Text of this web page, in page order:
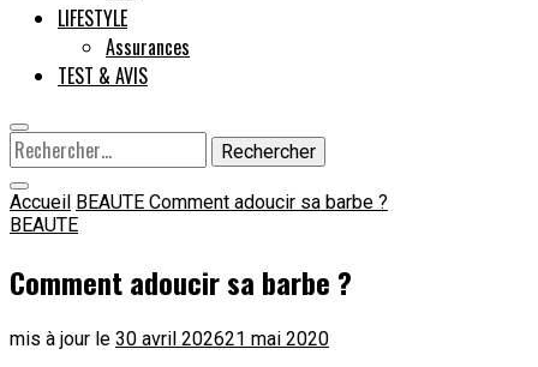
LIFESTYLE
Assurances
TEST & AVIS
Rechercher :
Accueil BEAUTE Comment adoucir sa barbe ?
BEAUTE
Comment adoucir sa barbe ?
mis à jour le 30 avril 202621 mai 2020